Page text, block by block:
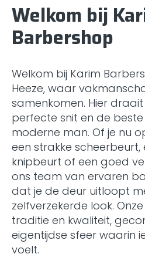
Welkom bij
Barbershop
Welkom bij Karim
Heeze, waar
samenkomen. Hier
perfecte snit en de
moderne man. Of je nu
een strakke scheerbeurt,
knipbeurt of een goed
ons team van ervaren
dat je de deur uitloopt
zelfverzekerde look.
traditie en kwaliteit,
eigentijdse sfeer waarin
voelt.